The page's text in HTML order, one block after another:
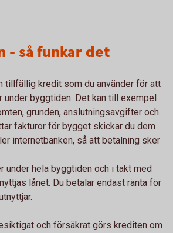
- så funkar det
tillfällig kredit som du använder för att
under byggtiden. Det kan till exempel
grunden, anslutningsavgifter och
fakturor för bygget skickar du dem
internetbanken, så att betalning sker
under hela byggtiden och i takt med
lånet. Du betalar endast ränta för
och försäkrat görs krediten om